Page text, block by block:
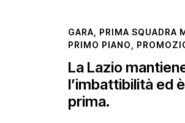
GARA PRIMA SQUADRA
PRIMO PIANO
La Lazio
l’imbattibilità ed
prima.